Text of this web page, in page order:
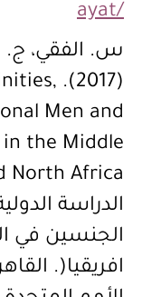
ayat/
س. الفقي، ج.
Men and
in the Middle
الدراسة
الجنسين في
افريقيا(.